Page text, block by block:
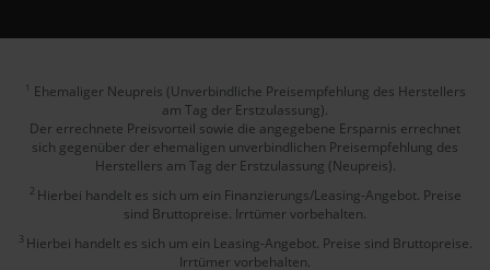
1 Ehemaliger Neupreis (Unverbindliche Preisempfehlung des Herstellers
am Tag der Erstzulassung).
Der errechnete Preisvorteil sowie die angegebene Ersparnis errechnet
sich gegenüber der ehemaligen unverbindlichen Preisempfehlung des
Herstellers am Tag der Erstzulassung (Neupreis).
2 Hierbei handelt es sich um ein Finanzierungs/Leasing-Angebot. Preise
sind Bruttopreise. Irrtümer vorbehalten.
3 Hierbei handelt es sich um ein Leasing-Angebot. Preise sind Bruttopreise.
Irrtümer vorbehalten.